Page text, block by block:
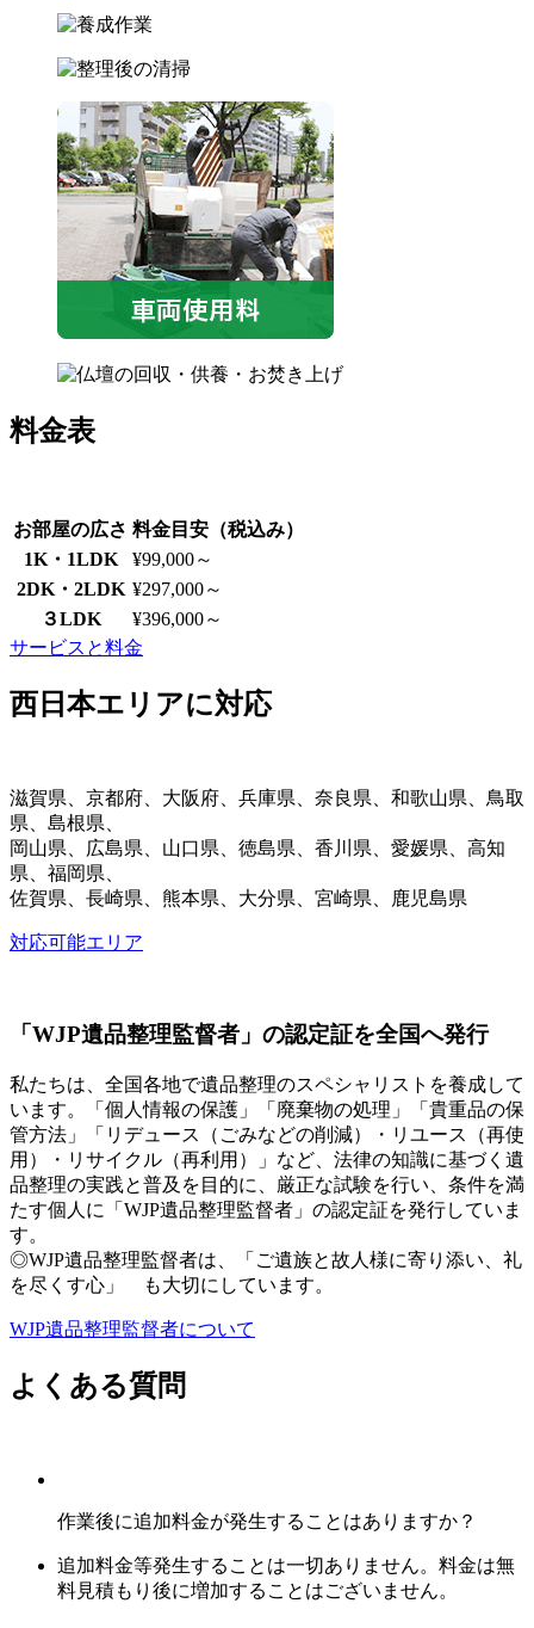
料金表
お部屋の広さ 料金目安（税込み）
1K・1LDK
¥99,000～
2DK・2LDK ¥297,000～
３LDK
¥396,000～
サービスと料金
西日本エリアに対応
滋賀県、京都府、大阪府、兵庫県、奈良県、和歌山県、鳥取
県、島根県、
岡山県、広島県、山口県、徳島県、香川県、愛媛県、高知
県、福岡県、
佐賀県、長崎県、熊本県、大分県、宮崎県、鹿児島県
対応可能エリア
「WJP遺品整理監督者」 の認定証を全国へ発行
私たちは、全国各地で遺品整理のスペシャリストを養成して
います。「個人情報の保護」「廃棄物の処理」「貴重品の保
管方法」「リデュース（ごみなどの削減）・リユース（再使
用）・リサイクル（再利用）」など、法律の知識に基づく遺
品整理の実践と普及を目的に、厳正な試験を行い、条件を満
たす個人に「WJP遺品整理監督者」の認定証を発行していま
す。
◎WJP遺品整理監督者は、「ご遺族と故人様に寄り添い、礼
を尽くす心」 も大切にしています。
WJP遺品整理監督者について
よくある質問
作業後に追加料金が発生することはありますか？
追加料金等発生することは一切ありません。料金は無
料見積もり後に増加することはございません。